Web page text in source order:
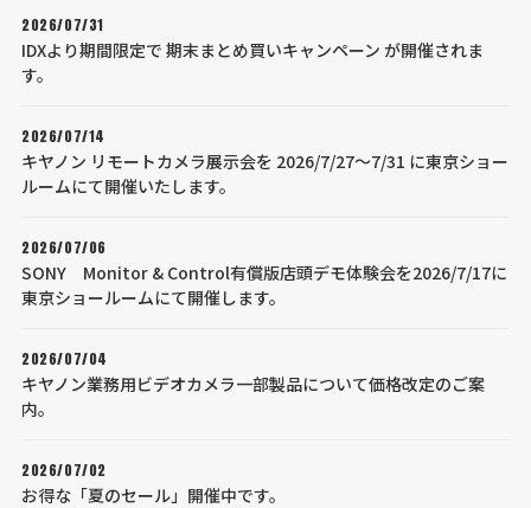
2026/07/31
IDXより期間限定で 期末まとめ買いキャンペーン が開催されま
す。
2026/07/14
キヤノン リモートカメラ展示会を 2026/7/27～7/31 に東京ショー
ルームにて開催いたします。
2026/07/06
SONY Monitor & Control有償版店頭デモ体験会を2026/7/17に
東京ショールームにて開催します。
2026/07/04
キヤノン業務用ビデオカメラ一部製品について価格改定のご案
内。
2026/07/02
お得な「夏のセール」開催中です。